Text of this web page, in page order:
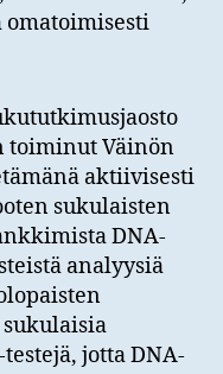
omatoimisesti
toiminut Väinön
aktiivisesti
sukulaisten
DNA-
analyysiä
sukulaisia
jotta DNA-